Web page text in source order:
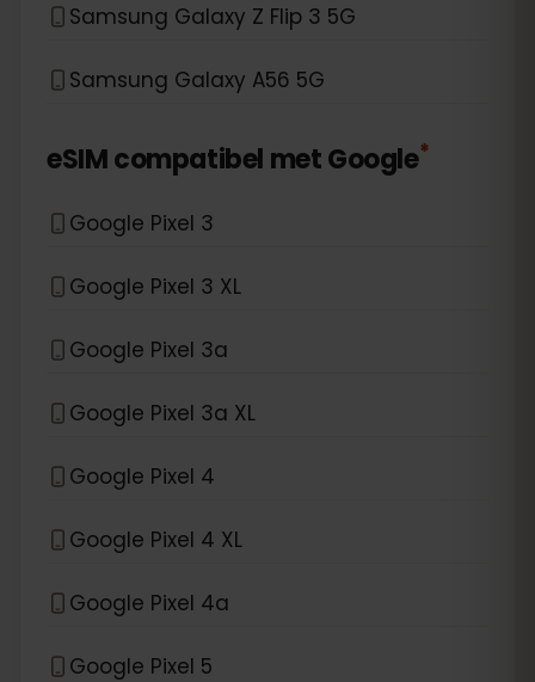
Samsung Galaxy Z Flip 3 5G
Samsung Galaxy A56 5G
eSIM compatibel metGoogle*
Google Pixel 3
Google Pixel 3 XL
Google Pixel 3a
Google Pixel 3a XL
Google Pixel 4
Google Pixel 4 XL
Google Pixel 4a
Google Pixel 5